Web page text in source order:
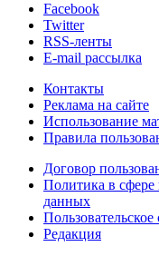
Facebook
Twitter
RSS-ленты
E-mail рассылка
Контакты
Реклама на сайте
Использование
Правила
Договор
Политика в
данных
Редакция